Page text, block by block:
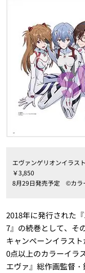
エヴァンゲリオンイラ
￥3,850
8月29日発売予定 ©カラ
2018年に発行された
7』の続巻として、そ
キャンペーンイラス
0点以上のカラーイラ
エヴァ』総作画監督